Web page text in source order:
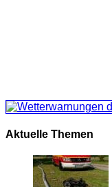
Aktuelle Themen